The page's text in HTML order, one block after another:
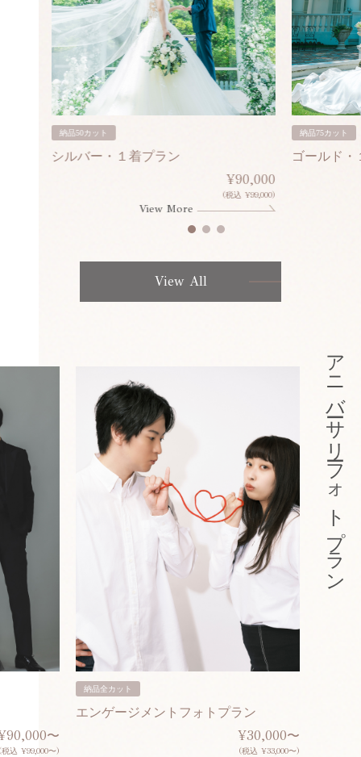
納品50カット
シルバー・１着プラン
¥90,000
(税込 ¥99,000)
View More
納品75カット
ゴールド・
View All
〜
(税込 ¥99,000〜)
納品全カット
エンゲージメントフォトプラン
¥30,000〜
(税込 ¥33,000〜)
アニバーサリーフォトプラン